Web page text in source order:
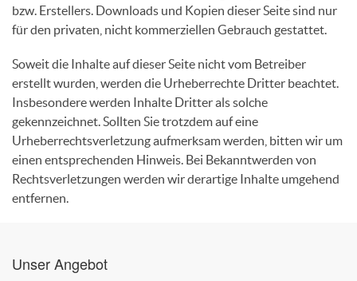
bzw. Erstellers. Downloads und Kopien dieser Seite sind nur
für den privaten, nicht kommerziellen Gebrauch gestattet.
Soweit die Inhalte auf dieser Seite nicht vom Betreiber
erstellt wurden, werden die Urheberrechte Dritter beachtet.
Insbesondere werden Inhalte Dritter als solche
gekennzeichnet. Sollten Sie trotzdem auf eine
Urheberrechtsverletzung aufmerksam werden, bitten wir um
einen entsprechenden Hinweis. Bei Bekanntwerden von
Rechtsverletzungen werden wir derartige Inhalte umgehend
entfernen.
Unser Angebot